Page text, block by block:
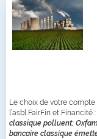
Le choix de votre
l’asbl FairFin et Financité :
classique polluent:
bancaire classique